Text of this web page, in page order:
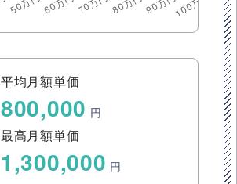
平均月額単価
800,000 円
最高月額単価
1,300,000 円